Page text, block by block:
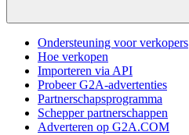
Ondersteuning voor verkopers
Hoe verkopen
Importeren via API
Probeer G2A-advertenties
Partnerschapsprogramma
Schepper partnerschappen
Adverteren op G2A.COM